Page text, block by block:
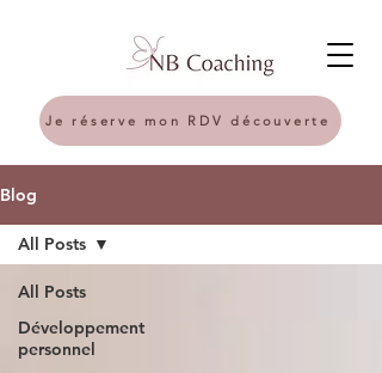
Je réserve mon RDV découverte
Blog
All Posts
Développement
personnel
All Posts